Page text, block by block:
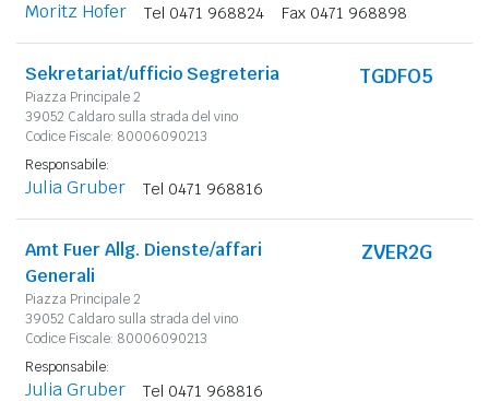
Moritz Hofer Tel 0471 968824 Fax 0471 968898
Sekretariat/ufficio Segreteria
Piazza Principale 2
39052 Caldaro sulla strada del vino
Codice Fiscale: 80006090213
TGDFO5
Responsabile:
Julia Gruber Tel 0471 968816
Amt Fuer Allg. Dienste/affari
Generali
Piazza Principale 2
39052 Caldaro sulla strada del vino
Codice Fiscale: 80006090213
ZVER2G
Responsabile:
Julia Gruber Tel 0471 968816